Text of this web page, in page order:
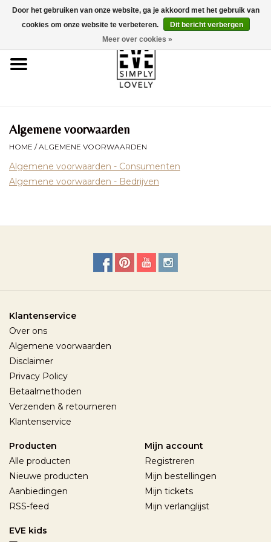
0 Artikelen - €0,00
Home
Duurzaamheid
Webshop
Kinderwagencheck
Algemene voorwaarden
HOME /ALGEMENE VOORWAARDEN
Algemene voorwaarden - Consumenten
Algemene voorwaarden - Bedrijven
Klantenservice
Over ons
Algemene voorwaarden
Disclaimer
Privacy Policy
Betaalmethoden
Verzenden & retourneren
Klantenservice
Producten
Alle producten
Nieuwe producten
Aanbiedingen
RSS-feed
Mijn account
Registreren
Mijn bestellingen
Mijn tickets
Mijn verlanglijst
EVE kids
Door het gebruiken van onze website, ga je akkoord met het gebruik van
cookies om onze website te verbeteren.
Dit bericht verbergen
Meer over cookies »